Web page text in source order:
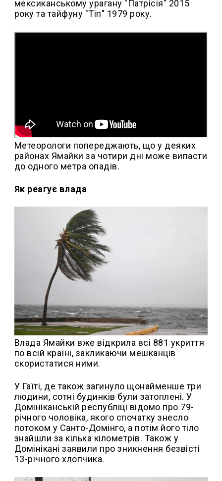
мексиканському урагану "Патрісія" 2015
року та тайфуну "Тіп" 1979 року.
Метеорологи попереджають, що у деяких
районах Ямайки за чотири дні може випасти
до одного метра опадів.
Як реагує влада
Влада Ямайки вже відкрила всі 881 укриття
по всій країні, закликаючи мешканців
скористатися ними.
У Гаїті, де також загинуло щонайменше три
людини, сотні будинків були затоплені. У
Домініканській республіці відомо про 79-
річного чоловіка, якого спочатку знесло
потоком у Санто-Домінго, а потім його тіло
знайшли за кілька кілометрів. Також у
Домінікані заявили про зникнення безвісті
13-річного хлопчика.